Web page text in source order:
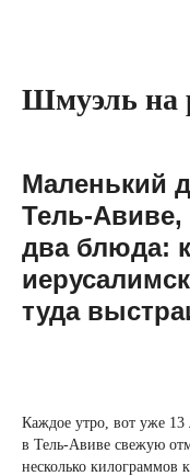
Шмуэль на
Маленький
Тель-Авиве,
два блюда:
туда
Каждое утро, вот уже
в Тель-Авиве свежую
несколько